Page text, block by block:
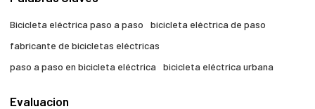
Bicicleta eléctrica paso a paso
bicicleta eléctrica de paso
fabricante de bicicletas eléctricas
paso a paso en bicicleta eléctrica
bicicleta eléctrica urbana
Evaluacion